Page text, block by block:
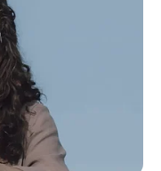
στη
στις 11 το
Θεοτόκου.